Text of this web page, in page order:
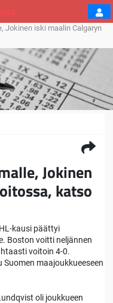
Jokinen iski maalin Calgaryn
Jokinen
katso
kausi päättyi
Boston voitti neljännen
voitoin 4-0.
maajoukkueeseen
oli joukkueen